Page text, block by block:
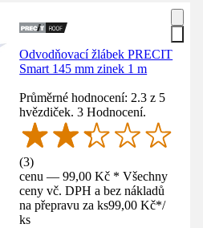
Odvodňovací žlábek PRECIT
Smart 145 mm zinek 1 m
Průměrné hodnocení: 2.3 z 5
hvězdiček. 3 Hodnocení.
(3)
cenu — 99,00 Kč * Všechny
ceny vč. DPH a bez nákladů
na přepravu za ks99,00 Kč*/
ks